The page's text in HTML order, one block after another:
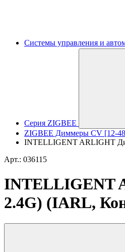
Системы управления и
Серия ZIGBEE
ZIGBEE Диммеры CV [12-
INTELLIGENT ARLIGHT
Арт.: 036115
INTELLIGENT
2.4G) (IARL,